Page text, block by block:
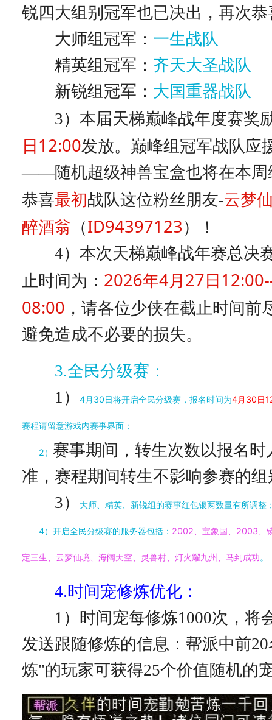
锐四大组别冠军也已决出，再次
大师组冠军： 一生战队
精英组冠军： 齐天大圣战队
新锐组冠军： 大国重器战队
3）本届天梯巅峰战年度赛奖
日12:00发放。巅峰组冠军战队应
——随机超级神兽宝盒也将在本周
恭喜最初战队这位粉丝朋友-云梦
醉酒翁 （ID94397123 ）！
4）本次天梯巅峰战年赛总决
止时间为： 2026年4月27日
08:00 ，请各位少侠在截止时间前
避免造成不必要的损失。
3.全民分级赛：
1）4月30日将开启全民分级赛，报名时间为4月30日
赛程请留意游戏内赛事界面；
2） 赛事期间，转生次数以报名时
准，赛程期间转生不影响参赛的组
3）
大师、精英、新锐组的赛事红包银两数量有所调整
4）开启全民分级赛的服务器包括： 2002、宝象国、2003、
定三生、云梦仙境、海阔天空、灵兽村、灯火耀九州、马到成功。
4.时间宠修炼优化：
1）时间宠每修炼1000次，将
发送跟随修炼的信息：帮派中前
炼"的玩家可获得25个价值随机的